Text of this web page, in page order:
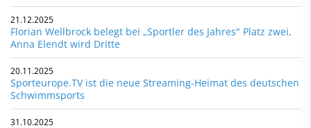
21.12.2025
Florian Wellbrock belegt bei „Sportler des Jahres" Platz zwei,
Anna Elendt wird Dritte
20.11.2025
Sporteurope.TV ist die neue Streaming-Heimat des deutschen
Schwimmsports
31.10.2025